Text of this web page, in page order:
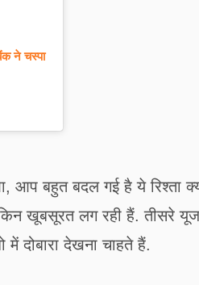
ने चस्पा
बहुत बदल गई है ये रिश्ता
खूबसूरत लग रही हैं. तीसरे
दोबारा देखना चाहते हैं.